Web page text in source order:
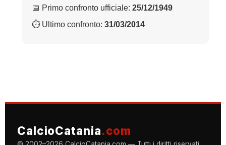
📅 Primo confronto ufficiale: 25/12/1949
⏱ Ultimo confronto: 31/03/2014
CalcioCatania.com